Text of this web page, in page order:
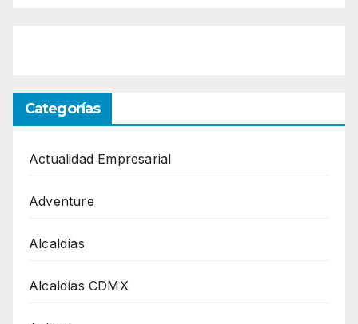
Categorías
Actualidad Empresarial
Adventure
Alcaldías
Alcaldías CDMX